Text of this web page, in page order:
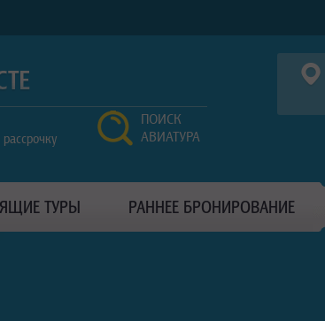
ПОИСК
АВИАТУРА
ТУРЫ РАННЕЕ БРОНИРОВАНИЕ